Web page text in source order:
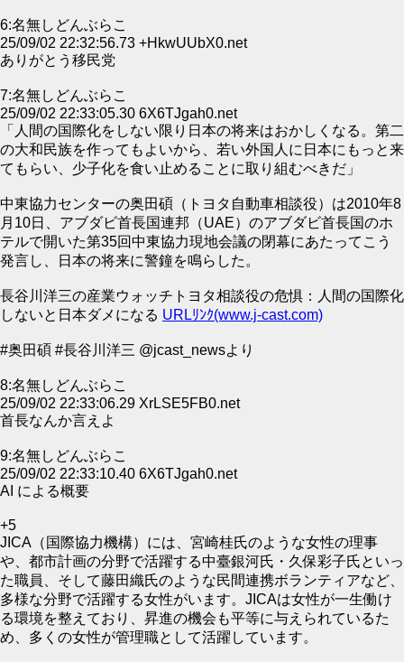
6:名無しどんぶらこ
25/09/02 22:32:56.73 +HkwUUbX0.net
ありがとう移民党
7:名無しどんぶらこ
25/09/02 22:33:05.30 6X6TJgah0.net
「人間の国際化をしない限り日本の将来はおかしくなる。第二
の大和民族を作ってもよいから、若い外国人に日本にもっと来
てもらい、少子化を食い止めることに取り組むべきだ」
中東協力センターの奥田碩（トヨタ自動車相談役）は2010年8
月10日、アブダビ首長国連邦（UAE）のアブダビ首長国のホ
テルで開いた第35回中東協力現地会議の閉幕にあたってこう
発言し、日本の将来に警鐘を鳴らした。
長谷川洋三の産業ウォッチトヨタ相談役の危惧：人間の国際化
しないと日本ダメになる URLﾘﾝｸ(www.j-cast.com)
#奥田碩 #長谷川洋三 @jcast_newsより
8:名無しどんぶらこ
25/09/02 22:33:06.29 XrLSE5FB0.net
首長なんか言えよ
9:名無しどんぶらこ
25/09/02 22:33:10.40 6X6TJgah0.net
AI による概要
+5
JICA（国際協力機構）には、宮崎桂氏のような女性の理事
や、都市計画の分野で活躍する中臺銀河氏・久保彩子氏といっ
た職員、そして藤田織氏のような民間連携ボランティアなど、
多様な分野で活躍する女性がいます。JICAは女性が一生働け
る環境を整えており、昇進の機会も平等に与えられているた
め、多くの女性が管理職として活躍しています。